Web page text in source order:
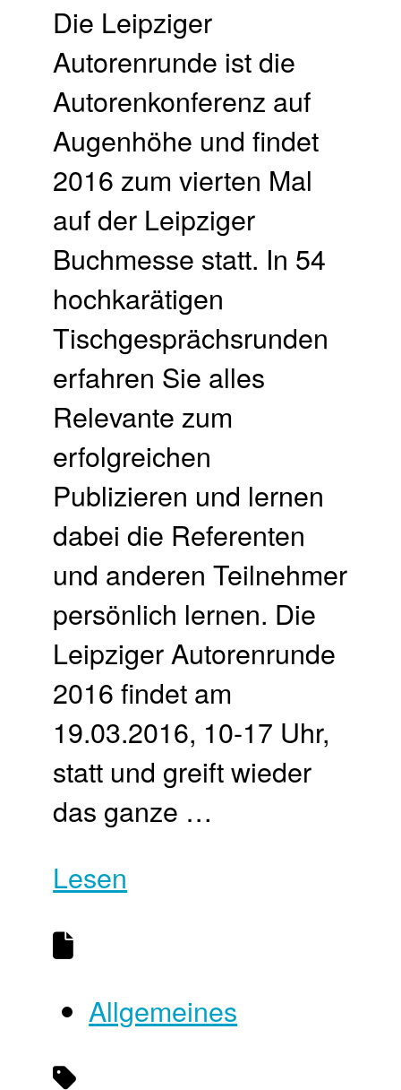
Die Leipziger
Autorenrunde ist die
Autorenkonferenz auf
Augenhöhe und findet
2016 zum vierten Mal
auf der Leipziger
Buchmesse statt. In 54
hochkarätigen
Tischgesprächsrunden
erfahren Sie alles
Relevante zum
erfolgreichen
Publizieren und lernen
dabei die Referenten
und anderen Teilnehmer
persönlich lernen. Die
Leipziger Autorenrunde
2016 findet am
19.03.2016, 10-17 Uhr,
statt und greift wieder
das ganze …
Lesen
Allgemeines